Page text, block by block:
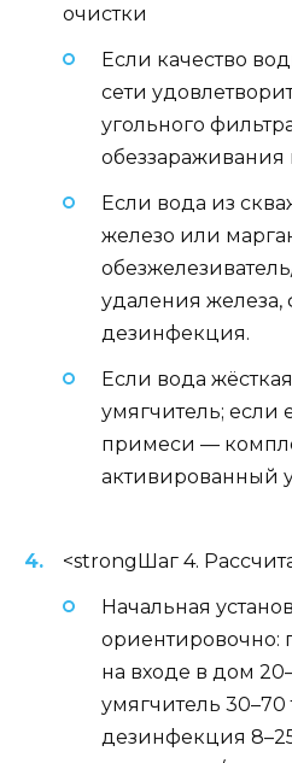
очистки
Если качество
сети
угольного
обеззараживания
Если вода из
железо или
удаления железа,
дезинфекция.
Если вода
умягчитель; если
примеси —
активированный
<strongШаг 4.
Начальная
ориентировочно:
на входе в дом
умягчитель 30–70
дезинфекция